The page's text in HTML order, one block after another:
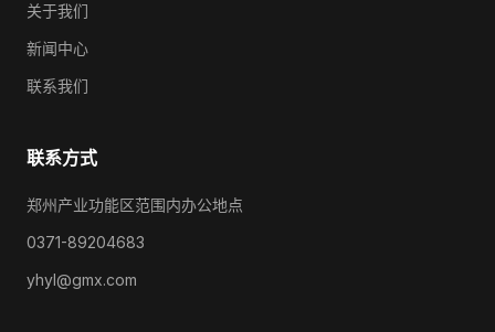
关于我们
新闻中心
联系我们
联系方式
郑州产业功能区范围内办公地点
0371-89204683
yhyl@gmx.com